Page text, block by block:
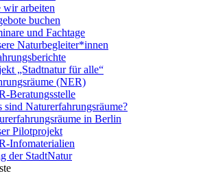
wir arbeiten
buchen
und Fachtage
Naturbegleiter*innen
„Stadtnatur für alle“
(NER)
Beratungsstelle
sind Naturerfahrungsräume?
in Berlin
Pilotprojekt
Infomaterialien
der StadtNatur